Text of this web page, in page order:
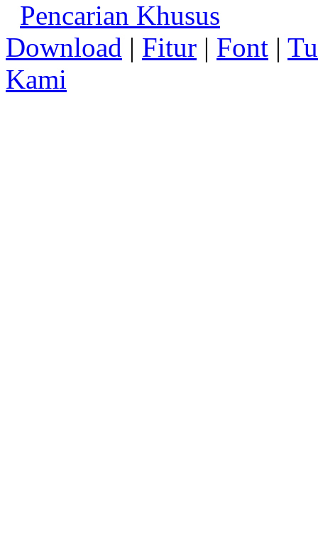
Pencarian Khusus
Download | Fitur | Font |
Kami